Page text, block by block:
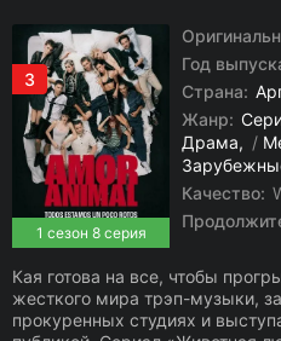
3
1 сезон 8 серия
Год
Страна:
Жанр:
Драма
/
Качество:
Кая готова на все, чтобы
жесткого мира трэп-музыки,
прокуренных студиях и